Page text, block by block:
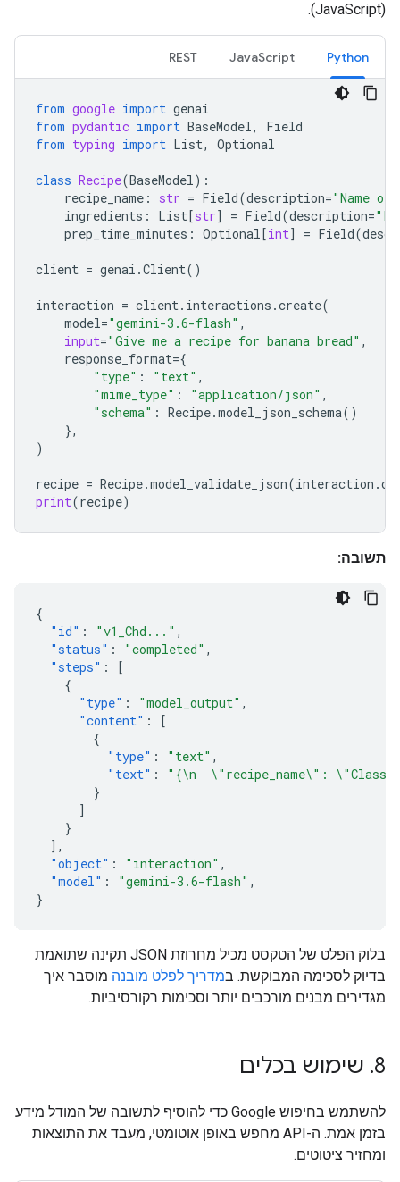
(JavaScript).
Python
JavaScript
REST
from google import genai
from pydantic import BaseModel,
Field
from typing import List, Optional
class Recipe(BaseModel):
recipe_name : str = Field(description="Name
ingredients : List[str] = Field(description=
prep_time_minutes : Optional[int] = Field(
client = genai .Client()
interaction = client. interactions .create(
model="gemini-3.6-flash" ,
input="Give me a recipe for banana bread" ,
response_format={
"type" : "text" ,
"mime_type" : "application/json" ,
"schema" : Recipe.model_json_schema()
},
)
recipe = Recipe.model_validate_json(interaction .
print(recipe)
תשובה:
{
"id" : "v1_Chd..." ,
"status" : "completed" ,
"steps" :
[
{
"type" : "model_output" ,
"content" :
[
{
"type" : "text" ,
"text" :
"{\n  \"recipe_name\":
}
]
}
],
"object" : "interaction" ,
"model" : "gemini-3.6-flash" ,
}
בלוק הפלט של הטקסט מכיל מחרוזת JSON תקינה שתואמת
בדיוק לסכימה המבוקשת. במדריך לפלט מובנה מוסבר איך
מגדירים מבנים מורכבים יותר וסכימות רקורסיביות.
8
. שימוש בכלים
להשתמש בחיפוש Google כדי להוסיף לתשובה של המודל מידע
בזמן אמת. ה-API מחפש באופן אוטומטי, מעבד את התוצאות
ומחזיר ציטוטים.